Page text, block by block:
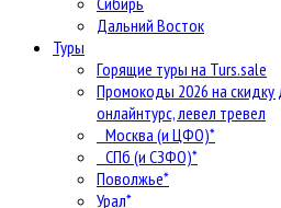
Дальний Восток
Туры
Горящие туры на Turs.sale
Промокоды 2026 на скидку
онлайнтурс, левел тревел
Москва (и ЦФО)*
СПб (и СЗФО)*
Поволжье*
Урал*